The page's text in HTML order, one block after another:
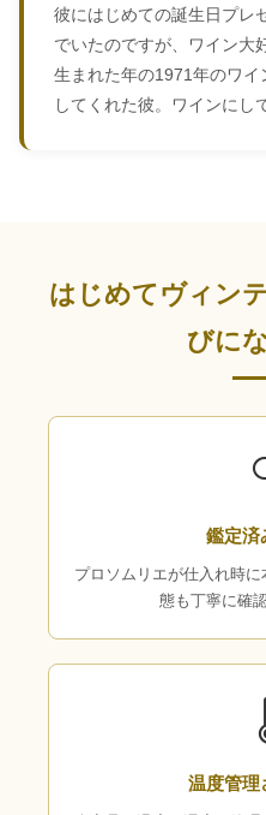
彼にはじめての誕生日プレ
でいたのですが、ワイン大
生まれた年の1971年のワ
してくれた彼。ワインにし
はじめてヴィン
びに
鑑定済
プロソムリエが仕入れ時
態も丁寧に確
温度管理